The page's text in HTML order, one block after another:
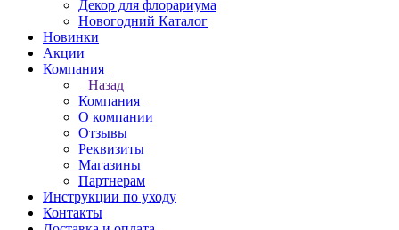
Декор для флорариума
Новогодний Каталог
Новинки
Акции
Компания
Назад
Компания
О компании
Отзывы
Реквизиты
Магазины
Партнерам
Инструкции по уходу
Контакты